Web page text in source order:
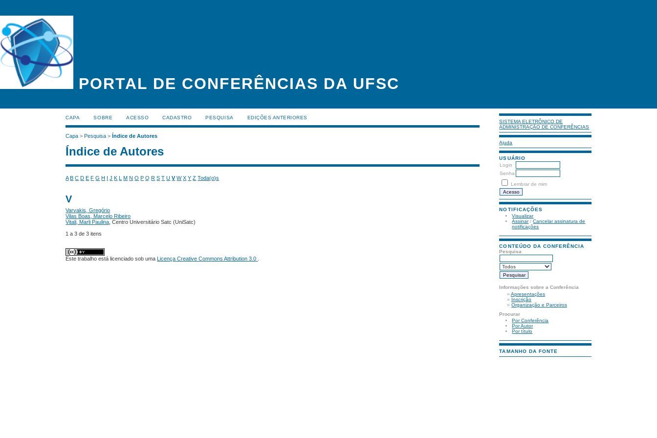
PORTAL DE CONFERÊNCIAS DA UFSC
SISTEMA ELETRÔNICO DE
ADMINISTRAÇÃO DE CONFERÊNCIAS
Ajuda
USUÁRIO
Login
Senha
Lembrar de mim
NOTIFICAÇÕES
Visualizar
Assinar/Cancelar assinatura de
notificações
CONTEÚDO DA CONFERÊNCIA
Pesquisa
Informações sobre a Conferência
»Apresentações
» Inscrição
»Organização e Parceiros
Procurar
Por Conferência
Por Autor
Por título
TAMANHO DA FONTE
CAPA SOBRE ACESSO CADASTRO PESQUISA EDIÇÕES ANTERIORES
Capa >Pesquisa >Índice de Autores
Índice de Autores
A B C D E F G H I J K L M N O P Q R S T U V W X Y Z Toda(o)s
V
Varvakis, Gregório
Vilas Boas, Marcelo Ribeiro
Vitali, Marli Paulina , Centro Universitário Satc (UniSatc)
1 a 3 de 3 itens
Este trabalho está licenciado sob uma Licença Creative Commons Attribution 3.0